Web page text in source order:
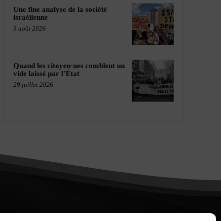
Une fine analyse de la société
israélienne
3 août 2026
Quand les citoyen·nes comblent un
vide laissé par l’État
29 juillet 2026